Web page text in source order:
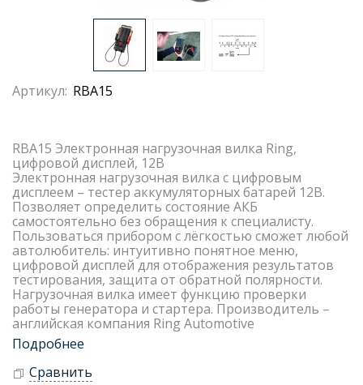
Артикул: RBA15
RBA15 Электронная нагрузочная вилка Ring,
цифровой дисплей, 12В
Электронная нагрузочная вилка с цифровым
дисплеем – тестер аккумуляторных батарей 12В.
Позволяет определить состояние АКБ
самостоятельно без обращения к специалисту.
Пользоваться прибором с лёгкостью сможет любой
автолюбитель: интуитивно понятное меню,
цифровой дисплей для отображения результатов
тестирования, защита от обратной полярности.
Нагрузочная вилка имеет функцию проверки
работы генератора и стартера. Производитель –
английская компания Ring Automotive
Подробнее
Сравнить